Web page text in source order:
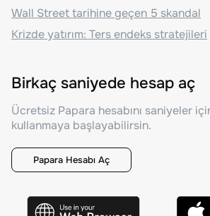
Wall Street tarihine geçen 5 skandal
Krizde yatırım: Ters endeks stratejileri
Birkaç saniyede hesap aç
Ücretsiz Papara hesabını saniyeler
kullanmaya başlayabilirsin.
Papara Hesabı Aç